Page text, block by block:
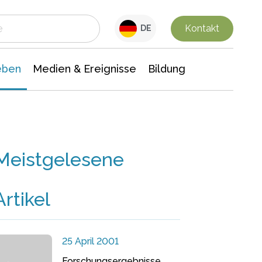
DE Kontakt
Medien & Ereignisse Bildung
25 April 2001